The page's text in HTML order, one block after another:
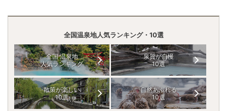
全国温泉地人気ランキング・10選
全国 温泉地
人気ランキング
泉質が自慢
10選
散策が楽しい
10選
自然あふれる
10選